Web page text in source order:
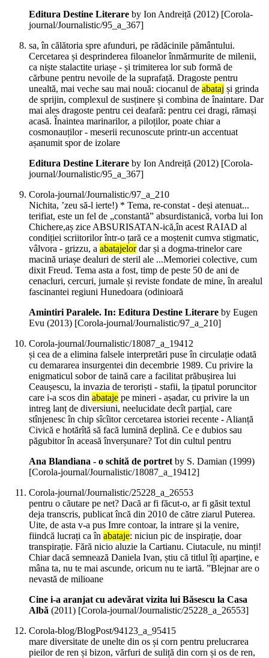
Editura Destine Literare by Ion Andreiță (2012) [Corola-
journal/Journalistic/95_a_367]
sa, în călătoria spre afunduri, pe rădăcinile pământului.
Cercetarea și desprinderea filoanelor înmărmurite de milenii,
ca niște stalactite uriașe - și trimiterea lor sub formă de
cărbune pentru nevoile de la suprafață. Dragoste pentru
unealtă, mai veche sau mai nouă: ciocanul de abataj și grinda
de sprijin, complexul de susținere și combina de înaintare. Dar
mai ales dragoste pentru cei deafară: pentru cei dragi, rămași
acasă. Înaintea marinarilor, a piloților, poate chiar a
cosmonauților - meserii recunoscute printr-un accentuat
așanumit spor de izolare
Editura Destine Literare by Ion Andreiță (2012) [Corola-
journal/Journalistic/95_a_367]
Corola-journal/Journalistic/97_a_210
Nichita, ’zeu să-l ierte!) * Tema, re-constat - deși atenuat...
terifiat, este un fel de „constantă” absurdistanică, vorba lui Ion
Chichere,aș zice ABSURISATAN-ică,în acest RAIAD al
condiției scriitorilor într-o țară ce a moștenit cumva stigmatic,
vâlvora - grizzu, a abatajelordar și a dogma-trinelor care
macină uriașe dealuri de steril ale ...Memoriei colective, cum
dixit Freud. Tema asta a fost, timp de peste 50 de ani de
cenacluri, cercuri, jurnale și reviste fondate de mine, în arealul
fascinantei regiuni Hunedoara (odinioară
Amintiri Paralele. In: Editura Destine Literare by Eugen
Evu (2013) [Corola-journal/Journalistic/97_a_210]
Corola-journal/Journalistic/18087_a_19412
și cea de a elimina falsele interpretări puse în circulație odată
cu demararea insurgentei din decembrie 1989. Cu privire la
enigmaticul sobor de taină care a facilitat prăbușirea lui
Ceaușescu, la invazia de teroriști - stafii, la țipatul poruncitor
care i-a scos din abataje pe mineri - așadar, cu privire la un
intreg lanț de diversiuni, neelucidate decît parțial, care
stînjenesc în chip sîcîitor cercetarea istoriei recente - Alianță
Civică e hotărîtă să facă lumină deplină. Ce e dubios sau
păgubitor în aceasă înverșunare? Tot din cultul pentru
Ana Blandiana - o schită de portretby S. Damian (1999)
[Corola-journal/Journalistic/18087_a_19412]
Corola-journal/Journalistic/25228_a_26553
pentru o căutare pe net? Dacă ar fi făcut-o, ar fi găsit textul
deja transcris, publicat încă din 2010 de către ziarul Puterea.
Uite, de asta v-a pus Imre contoar, la intrare și la venire,
fiindcă lucrați ca în abataje: niciun pic de inspirație, doar
transpirație. Fără nicio aluzie la Cartianu. Ciutacule, nu minți!
Chiar dacă semnează Daniela Ivan, știu că titlul îți aparține, e
mâna ta, nu te mai ascunde, oricum nu te iartă. ”Blejnar are o
nevastă de milioane
Cine i-a aranjat cu adevărat vizita lui Băsescu la Casa
Albă (2011) [Corola-journal/Journalistic/25228_a_26553]
Corola-blog/BlogPost/94123_a_95415
mare diversitate de unelte din os și corn pentru prelucrarea
pieilor de ren și bizon, vărfuri de suliță din corn și os de ren,